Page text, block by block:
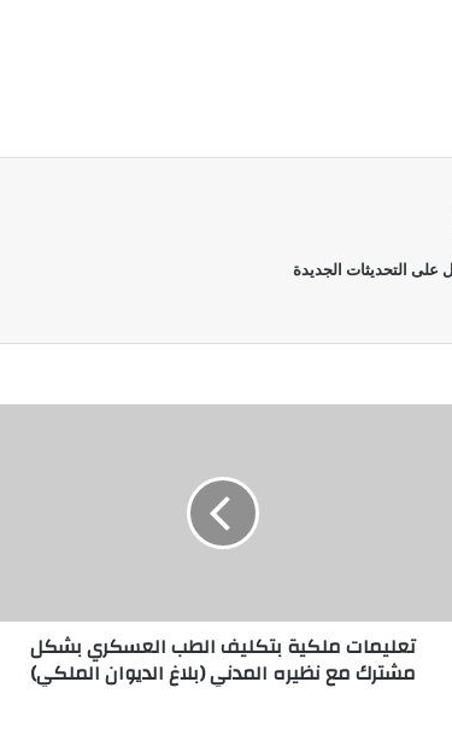
على التحديثات الجديدة
تعليمات ملكية بتكليف الطب العسكري بشكل
مشترك مع نظيره المدني (بلاغ الديوان الملكي)